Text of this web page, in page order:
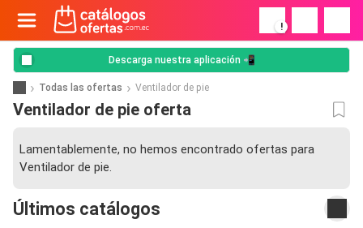
!
Descarga nuestra aplicación 📲
Todas las ofertas Ventilador de pie
Ventilador de pie oferta
Lamentablemente, no hemos encontrado ofertas para
Ventilador de pie.
Últimos catálogos